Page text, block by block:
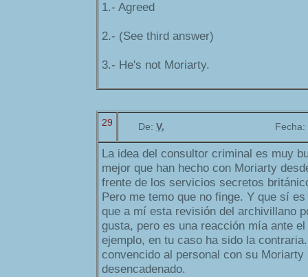
1.- Agreed
2.- (See third answer)
3.- He's not Moriarty.
29 De: V. Fecha:
La idea del consultor criminal es muy
mejor que han hecho con Moriarty
frente de los servicios secretos
Pero me temo que no finge. Y que sí
que a mí esta revisión del archivillano
gusta, pero es una reacción mía ante
ejemplo, en tu caso ha sido la
convencido al personal con su Moriarty
desencadenado.